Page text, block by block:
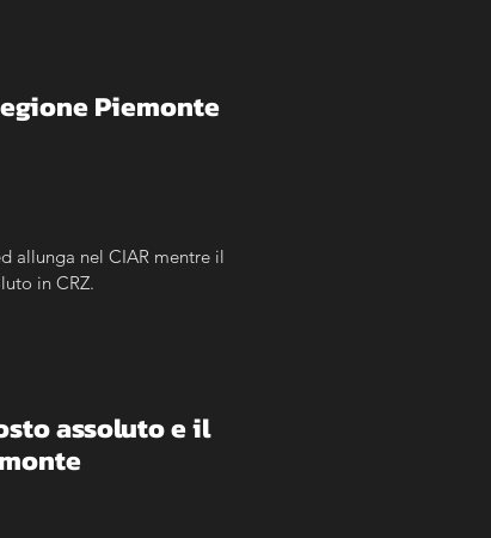
Piemonte
allunga nel CIAR mentre il
in CRZ.
assoluto e il